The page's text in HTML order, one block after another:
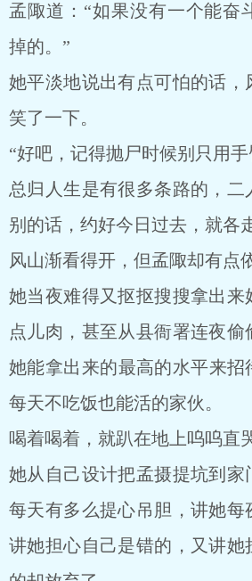
孟陬道：“如果没有一个能奋
掉的。”
她平淡地说出有点可怕的话，
笑了一下。
“好吧，记得抛尸时候别只用
总归人生是有很多条路的，二
别的话，约好今日过去，就各
风山渐看得开，但孟陬却有点
她当夜难得又抠抠搜搜拿出来
点儿肉，甚至从县衙署连夜偷
她能拿出来的最高的水平来
每天不吃饭也能活的家伙。
喝着喝着，就趴在地上呜呜直
她从自己设计把孟摄提坑到家
每天有多么提心吊胆，讲她每
讲她担心自己是错的，又讲她